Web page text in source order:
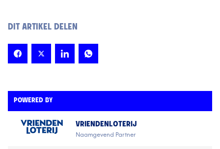
DIT ARTIKEL DELEN
POWERED BY
VRIENDENLOTERIJ
Naamgevend Partner